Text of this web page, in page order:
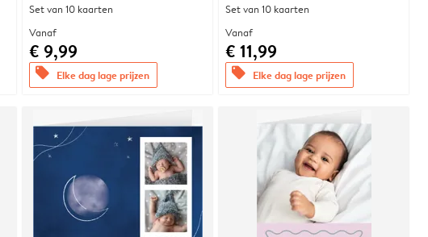
Set van 10 kaarten
Vanaf
€ 9,99
offers Elke dag lage prijzen
Set van 10 kaarten
Vanaf
€ 11,99
offers Elke dag lage prijzen